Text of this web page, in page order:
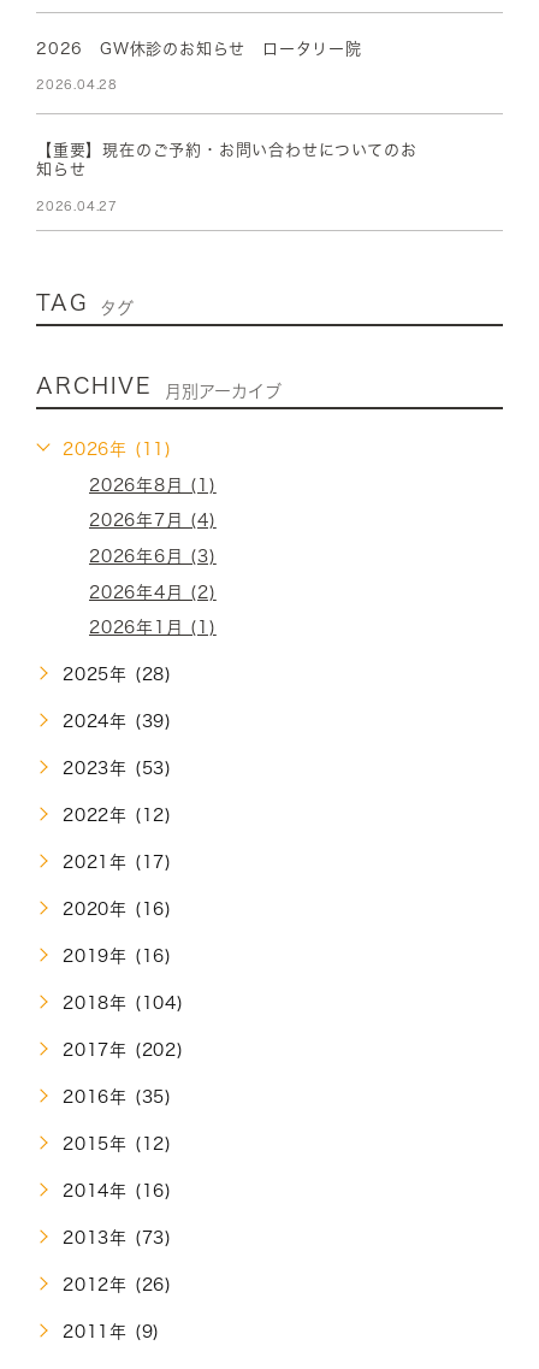
2026 GW休診のお知らせ ロータリー院
2026.04.28
【重要】現在のご予約・お問い合わせについてのお
知らせ
2026.04.27
TAG タグ
ARCHIVE 月別アーカイブ
2026年 (11)
2026年8月 (1)
2026年7月 (4)
2026年6月 (3)
2026年4月 (2)
2026年1月 (1)
2025年 (28)
2024年 (39)
2023年 (53)
2022年 (12)
2021年 (17)
2020年 (16)
2019年 (16)
2018年 (104)
2017年 (202)
2016年 (35)
2015年 (12)
2014年 (16)
2013年 (73)
2012年 (26)
2011年 (9)